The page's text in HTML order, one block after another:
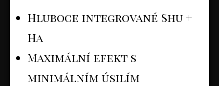
Hluboce integrované Shu +
Ha
Maximální efekt s
minimálním úsilím